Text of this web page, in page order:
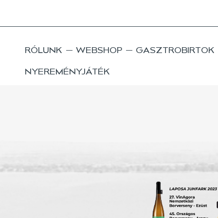
RÓLUNK WEBSHOP GASZTROBIRTOK
NYEREMÉNYJÁTÉK